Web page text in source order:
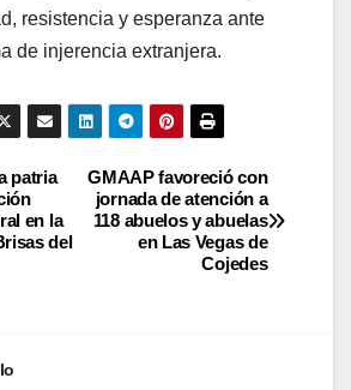
resistencia y esperanza ante
de injerencia extranjera.
GMAAP favoreció con
jornada de atención a
118 abuelos y abuelas
en Las Vegas de
Cojedes
patria
en la
del